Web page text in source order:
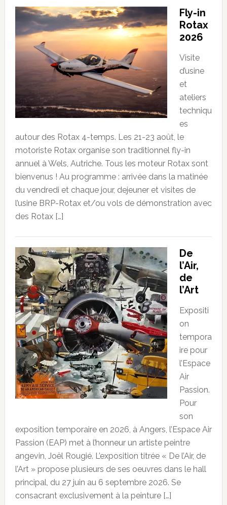
Fly-in
Rotax
2026
Visite
d’usine
et
ateliers
techniqu
es
autour des Rotax 4-temps. Les 21-23 août, le
motoriste Rotax organise son traditionnel fly-in
annuel à Wels, Autriche. Tous les moteur Rotax sont
bienvenus ! Au programme : arrivée dans la matinée
du vendredi et chaque jour, dejeuner et visites de
l’usine BRP-Rotax et/ou vols de démonstration avec
des Rotax […]
De
l’Air,
de
l’Art
Expositi
on
tempora
ire pour
l’Espace
Air
Passion.
Pour
son
exposition temporaire en 2026, à Angers, l’Espace Air
Passion (EAP) met à l’honneur un artiste peintre
angevin, Joël Rougié. L’exposition titrée « De l’Air, de
l’Art » propose plusieurs de ses oeuvres dans le hall
principal, du 27 juin au 6 septembre 2026. Se
consacrant exclusivement à la peinture […]